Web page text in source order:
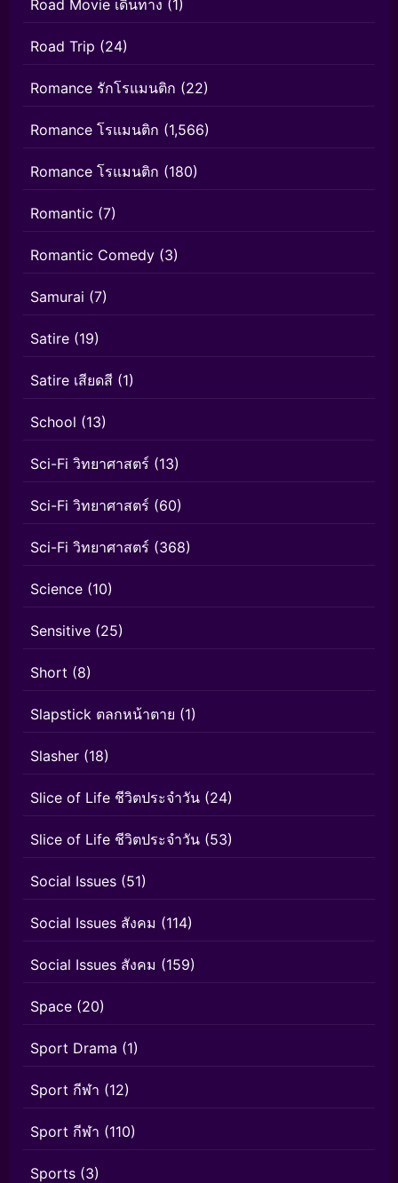
Road Movie เดินทาง (1)
Road Trip (24)
Romance รักโรแมนติก (22)
Romance โรแมนติก (1,566)
Romance โรแมนติก (180)
Romantic (7)
Romantic Comedy (3)
Samurai (7)
Satire (19)
Satire เสียดสี (1)
School (13)
Sci-Fi วิทยาศาสตร์ (13)
Sci-Fi วิทยาศาสตร์ (60)
Sci-Fi วิทยาศาสตร์ (368)
Science (10)
Sensitive (25)
Short (8)
Slapstick ตลกหน้าตาย (1)
Slasher (18)
Slice of Life ชีวิตประจำวัน (24)
Slice of Life ชีวิตประจำวัน (53)
Social Issues (51)
Social Issues สังคม (114)
Social Issues สังคม (159)
Space (20)
Sport Drama (1)
Sport กีฬา (12)
Sport กีฬา (110)
Sports (3)